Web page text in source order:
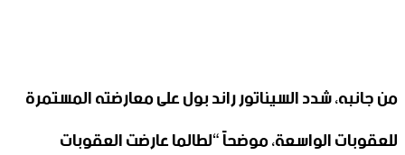
من جانبه، شدد السيناتور راند بول على معارضته المستمرة
للعقوبات الواسعة، موضحاً “لطالما عارضت العقوبات